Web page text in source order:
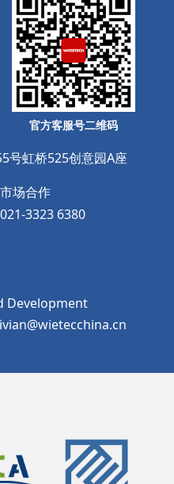
官方客服号二维码
号虹桥525创意园A座
市场合作
021-3323 6380
Development